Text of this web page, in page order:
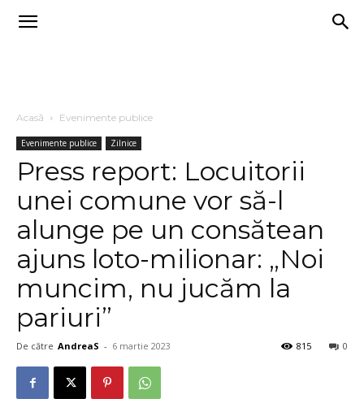
Acasă Evenimente publice
Evenimente publice Zilnice
Press report: ​Locuitorii
unei comune vor să-l
alunge pe un consătean
ajuns loto-milionar: „Noi
muncim, nu jucăm la
pariuri”
De către AndreaS - 6 martie 2023 0
815